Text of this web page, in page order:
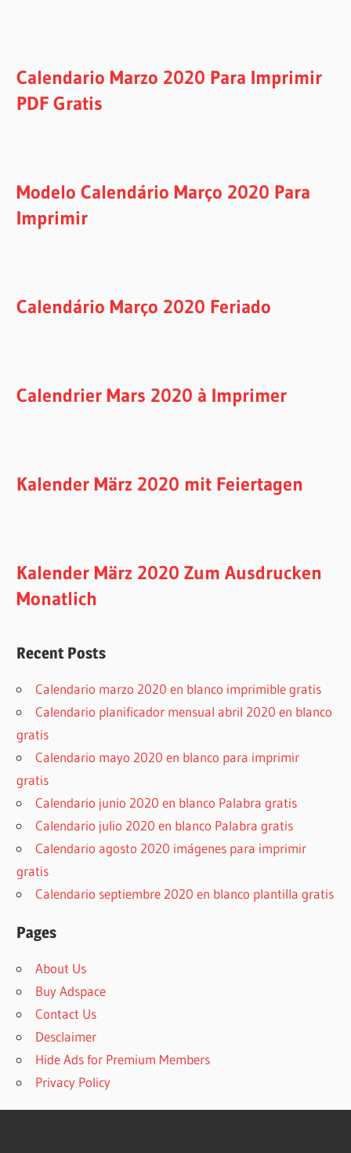
Calendario Marzo 2020 Para Imprimir
PDF Gratis
Modelo Calendário Março 2020 Para
Imprimir
Calendário Março 2020 Feriado
Calendrier Mars 2020 à Imprimer
Kalender März 2020 mit Feiertagen
Kalender März 2020 Zum Ausdrucken
Monatlich
Recent Posts
Calendario marzo 2020 en blanco imprimible gratis
Calendario planificador mensual abril 2020 en blanco
gratis
Calendario mayo 2020 en blanco para imprimir
gratis
Calendario junio 2020 en blanco Palabra gratis
Calendario julio 2020 en blanco Palabra gratis
Calendario agosto 2020 imágenes para imprimir
gratis
Calendario septiembre 2020 en blanco plantilla gratis
Pages
About Us
Buy Adspace
Contact Us
Desclaimer
Hide Ads for Premium Members
Privacy Policy